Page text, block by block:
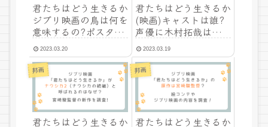
君たちはどう生きるか
ジブリ映画の鳥は何を
意味するの?ポスター
から分かることを調
査!2023.03.20
君たちはどう生きるか
(映画)キャストは誰?
声優に木村拓哉は決ま
り?2023.03.19
邦画
君たちはどう生きるか
邦画
君たちはどう生きるか